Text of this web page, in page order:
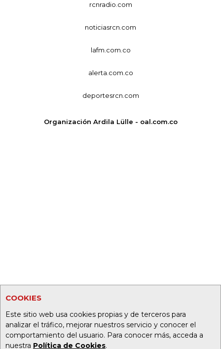
COOKIES
Este sitio web usa cookies propias y de terceros para
analizar el tráfico, mejorar nuestros servicio y conocer el
comportamiento del usuario. Para conocer más, acceda a
nuestra Política de Cookies.
rcnradio.com
noticiasrcn.com
lafm.com.co
alerta.com.co
deportesrcn.com
Organización Ardila Lülle - oal.com.co